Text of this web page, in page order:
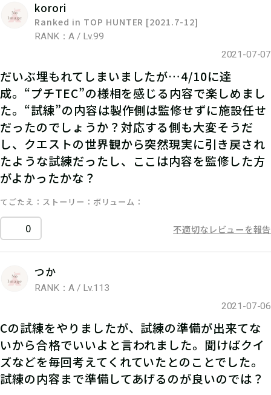
korori
Ranked in TOP HUNTER [2021.7-12]
RANK：A / Lv.99
2021-07-07
だいぶ埋もれてしまいましたが…4/10に達
成。“プチTEC”の様相を感じる内容で楽しめまし
た。“試練”の内容は製作側は監修せずに施設任せ
だったのでしょうか？対応する側も大変そうだ
し、クエストの世界観から突然現実に引き戻され
たような試練だったし、ここは内容を監修した方
がよかったかな？
てごたえ ストーリー ボリューム
0 不適切なレビューを報告
つか
RANK：A / Lv.113
2021-07-06
Cの試練をやりましたが、試練の準備が出来てな
いから合格でいいよと言われました。聞けばクイ
ズなどを毎回考えてくれていたとのことでした。
試練の内容まで準備してあげるのが良いのでは？